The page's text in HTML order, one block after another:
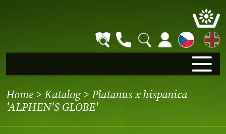
EN
Home > Katalog> Platanus x hispanica
'ALPHEN'S GLOBE'